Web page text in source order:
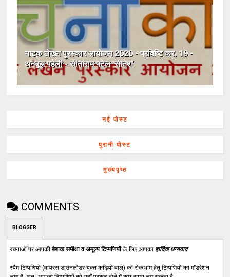
नाटक लेखन पुरस्कार आयोजन 2020 - प्रविष्टि क्र. 19 -
अनबूझ पहेली - सीताराम पटेल 'सीतेश'
नई पोस्ट
पुरानी पोस्ट
मुख्यपृष्ठ
COMMENTS
BLOGGER
रचनाओं पर आपकीबेबाक समीक्षा व अमूल्य टिप्पणियोंके लिए आपका हार्दिक धन्यवाद.
स्पैम टिप्पणियों (वायरस डाउनलोडर युक्त कड़ियों वाले) की रोकथाम हेतु टिप्पणियों का मॉडरेशन